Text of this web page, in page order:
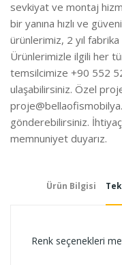
sevkiyat ve montaj
bir yanına hızlı ve
ürünlerimiz, 2 yıl
Ürünlerimizle ilgili her
temsilcimize +90 552
ulaşabilirsiniz. Özel
gönderebilirsiniz.
memnuniyet duyarız.
Ürün Bilgisi
Renk seçenekleri